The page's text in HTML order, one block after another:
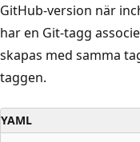
GitHub-version när
har en Git-tagg
skapas med samma
taggen.
YAML